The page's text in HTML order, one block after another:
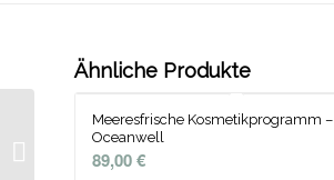
Ähnliche Produkte
Meeresfrische Kosmetikprogramm –
Oceanwell
89,00€
Oceanwell Basic.Line –
Schützende
Feuchtigkeitscreme